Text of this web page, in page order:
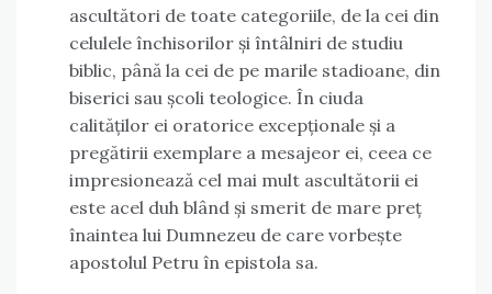
ascultători de toate categoriile, de la cei din
celulele închisorilor și întâlniri de studiu
biblic, până la cei de pe marile stadioane, din
biserici sau școli teologice. În ciuda
calităților ei oratorice excepționale și a
pregătirii exemplare a mesajeor ei, ceea ce
impresionează cel mai mult ascultătorii ei
este acel duh blând și smerit de mare preț
înaintea lui Dumnezeu de care vorbește
apostolul Petru în epistola sa.